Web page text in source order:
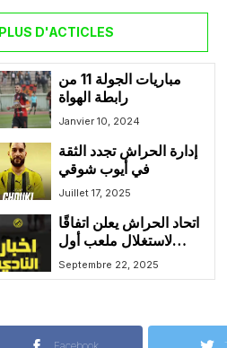
PLUS D'ACTICLES
مباريات الجولة 11 من
رابطة الهواة
Janvier 10, 2024
إدارة الحراش تجدد الثقة
في أيوب شوقي
Juillet 17, 2025
اتحاد الحراش يعلن اتفاقًا
لاستغلال ملعب أول
نوفمبر
Septembre 22, 2025